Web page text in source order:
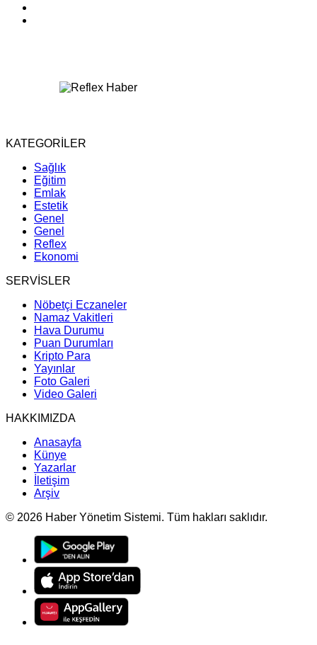
KATEGORİLER
Sağlık
Eğitim
Emlak
Estetik
Genel
Genel
Reflex
Ekonomi
SERVİSLER
Nöbetçi Eczaneler
Namaz Vakitleri
Hava Durumu
Puan Durumları
Kripto Para
Yayınlar
Foto Galeri
Video Galeri
HAKKIMIZDA
Anasayfa
Künye
Yazarlar
İletişim
Arşiv
© 2026 Haber Yönetim Sistemi. Tüm hakları saklıdır.